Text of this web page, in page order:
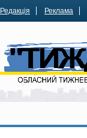
Редакція Реклама